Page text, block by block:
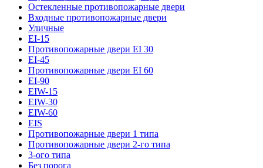
Остекленные противопожарные двери
Входные противопожарные двери
Уличные
EI-15
Противопожарные двери EI 30
EI-45
Противопожарные двери EI 60
EI-90
EIW-15
EIW-30
EIW-60
EIS
Противопожарные двери 1 типа
Противопожарные двери 2-го типа
3-ого типа
Без порога